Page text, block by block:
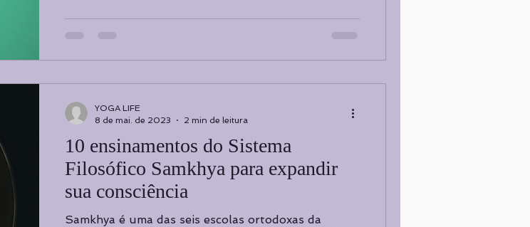
10 ensinamentos do Sistema
Filosófico Samkhya para expandir
sua consciência
Samkhya é uma das seis escolas ortodoxas da
YOGA LIFE
8 de mai. de 2023
2 min de leitura